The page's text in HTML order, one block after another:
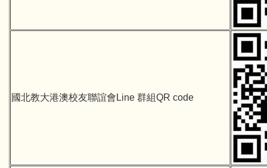
國北教大港澳校友聯誼會Line 群組QR code